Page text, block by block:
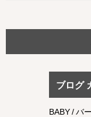
ブログ
BABY バ